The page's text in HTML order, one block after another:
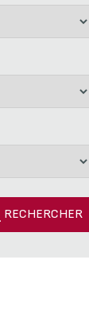
RECHERCHER